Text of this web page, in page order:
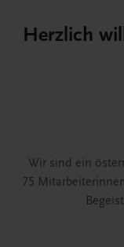
Herzlich
Wir sind ein
75